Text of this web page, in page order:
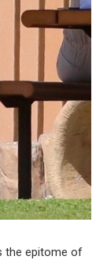
the epitome of